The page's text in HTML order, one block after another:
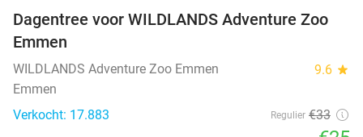
24%
Dagentree voor WILDLANDS Adventure Zoo
Emmen
WILDLANDS Adventure Zoo Emmen 9.6 star
Emmen
Verkocht: 17.883
Regulier €33